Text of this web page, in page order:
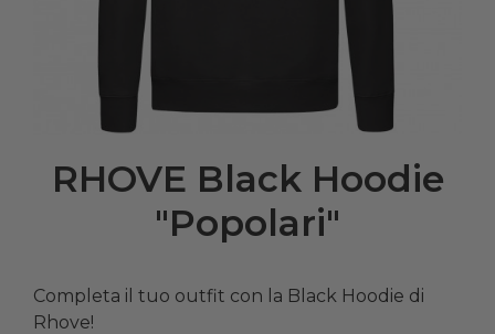
RHOVE Black Hoodie
"Popolari"
Completa il tuo outfit con la Black Hoodie di
Rhove!